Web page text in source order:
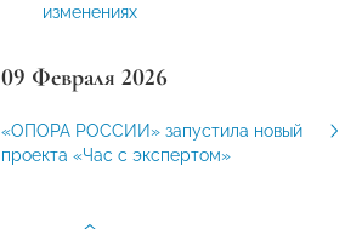
изменениях
09 Февраля 2026
«ОПОРА РОССИИ» запустила новый
«Час с экспертом»